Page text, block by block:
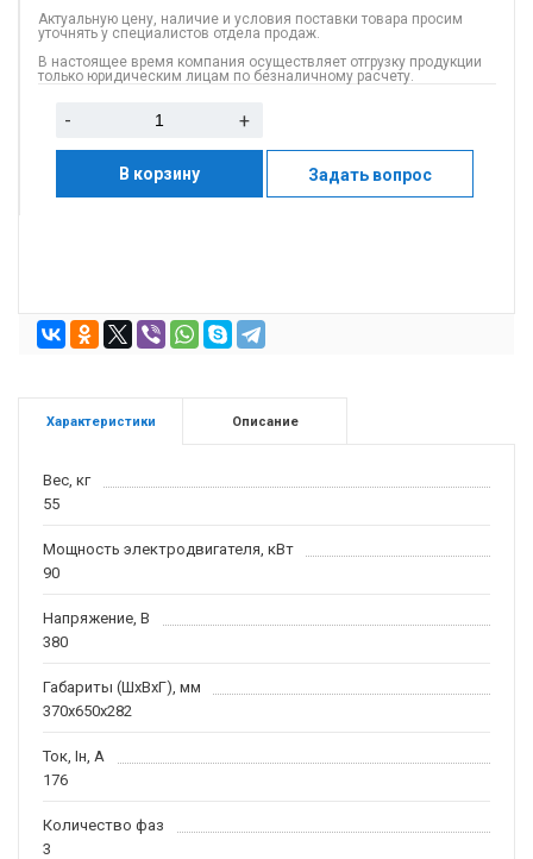
Актуальную цену, наличие и условия поставки товара просим
уточнять у специалистов отдела продаж.
В настоящее время компания осуществляет отгрузку продукции
только юридическим лицам по безналичному расчету.
- +
В корзину Задать вопрос
Характеристики Описание
Вес, кг
55
Мощность электродвигателя, кВт
90
Напряжение, В
380
Габариты (ШхВхГ), мм
370х650х282
Ток, Iн, А
176
Количество фаз
3